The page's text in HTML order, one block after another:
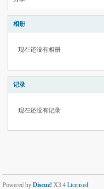
相册
现在还没有相册
记录
现在还没有记录
Powered by Discuz! X3.4 Licensed